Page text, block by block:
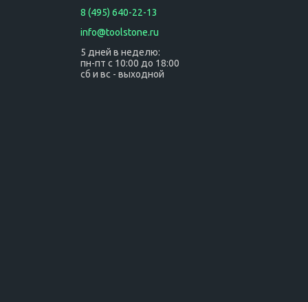
8 (495) 640-22-13
info@toolstone.ru
5 дней в неделю:
пн-пт с 10:00 до 18:00
сб и вс - выходной